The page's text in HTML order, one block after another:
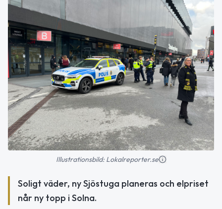
Illustrationsbild: Lokalreporter.se
Soligt väder, ny Sjöstuga planeras och elpriset
når ny topp i Solna.